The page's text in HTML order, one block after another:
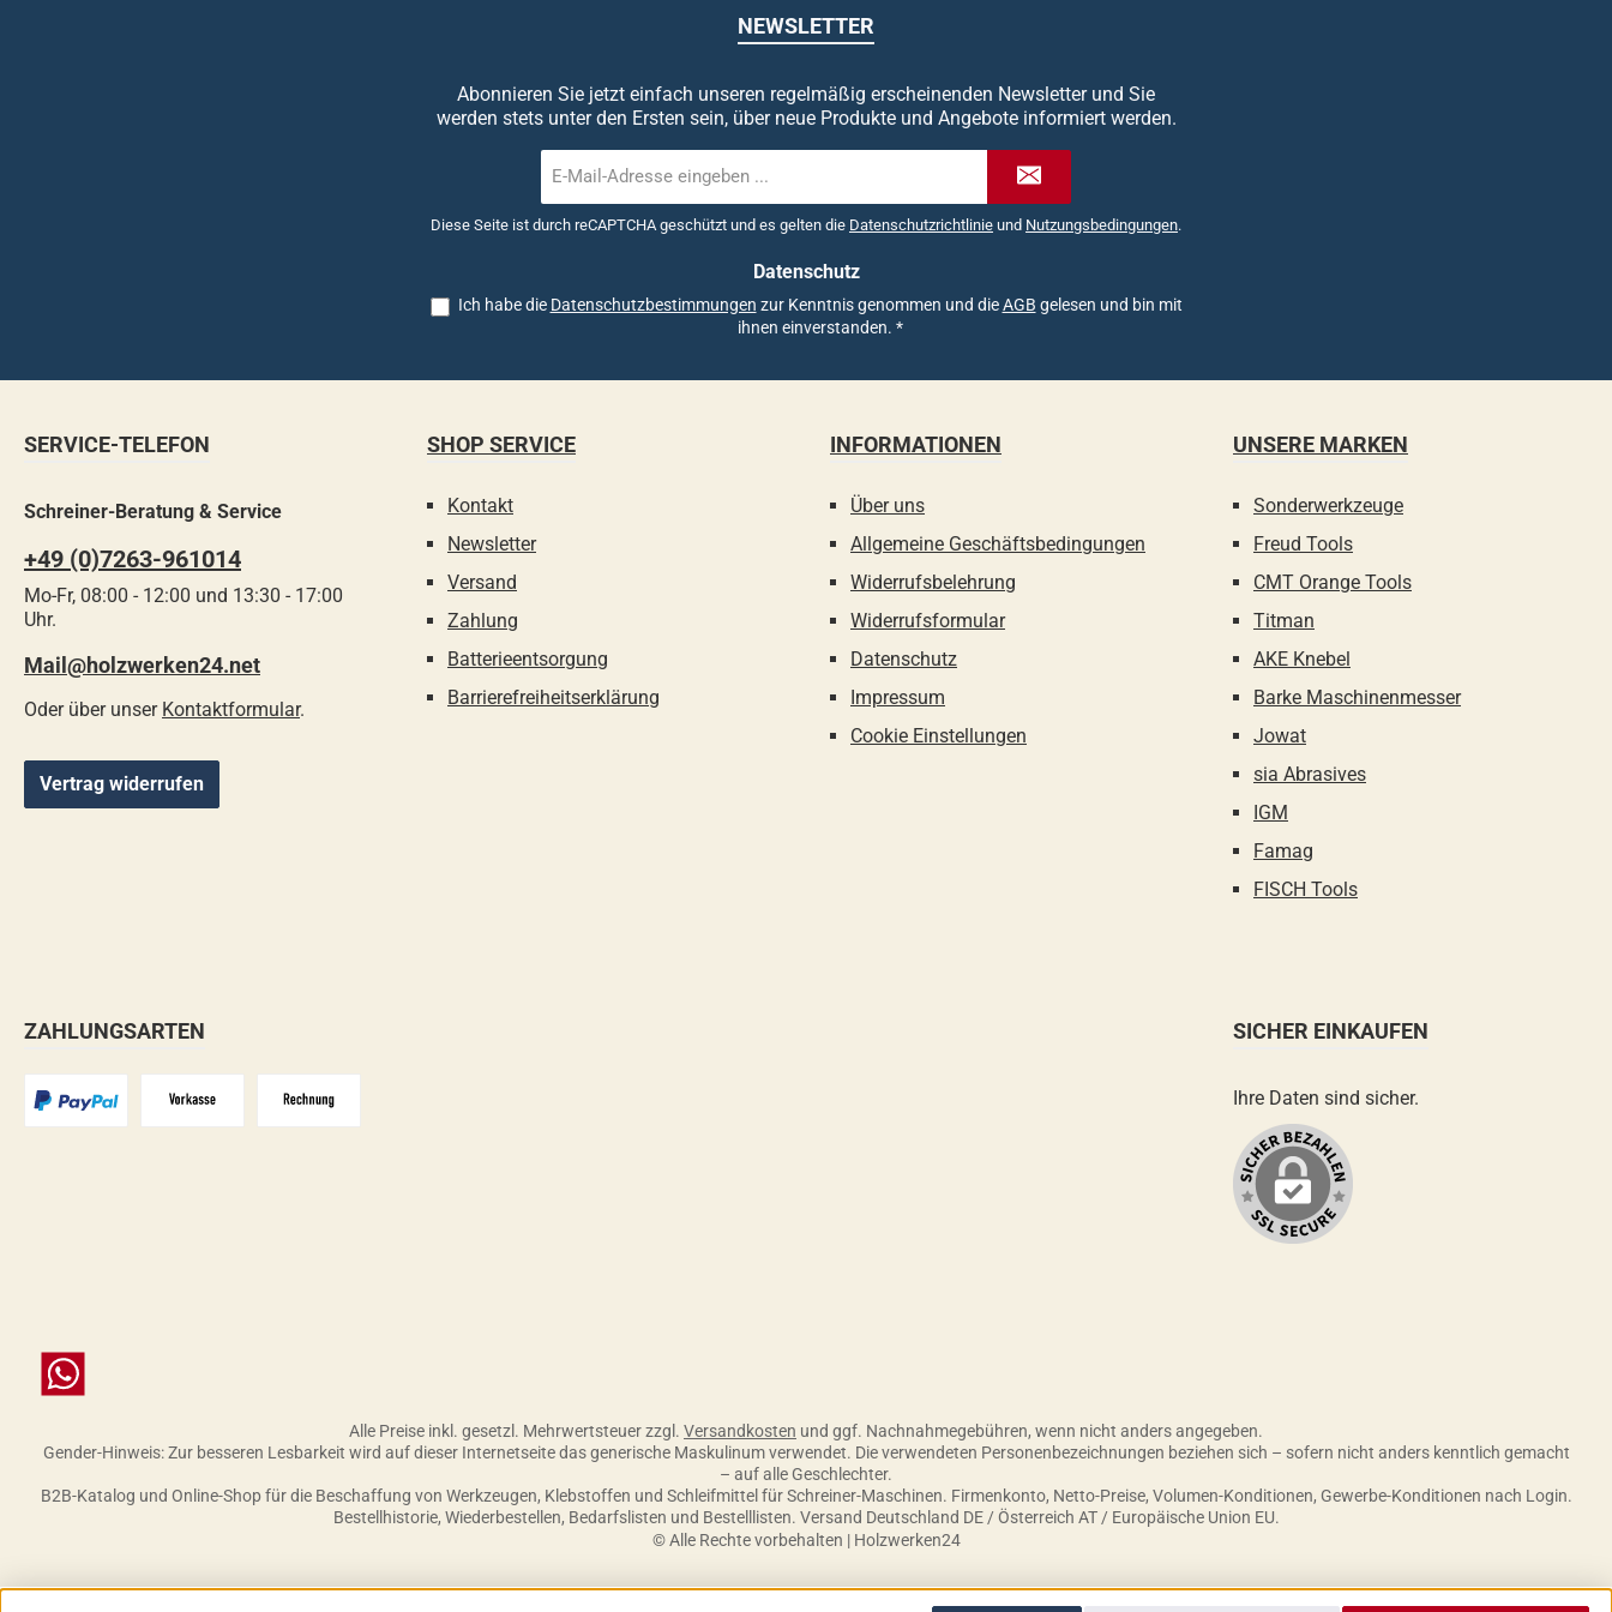
NEWSLETTER
Abonnieren Sie jetzt einfach unseren regelmäßig erscheinenden Newsletter und Sie
werden stets unter den Ersten sein, über neue Produkte und Angebote informiert werden.
Mail-
Diese Seite ist durch reCAPTCHA geschützt und es gelten die Datenschutzrichtlinie und Nutzungsbedingungen.
Datenschutz
Ich habe die Datenschutzbestimmungen zur Kenntnis genommen und dieAGB gelesen und bin mit
ihnen einverstanden. *
SERVICE-TELEFON
Schreiner-Beratung & Service
+49 (0)7263-961014
Mo-Fr, 08:00 - 12:00 und 13:30 - 17:00
Uhr.
Mail@holzwerken24.net
Oder über unser Kontaktformular.
Vertrag widerrufen
SHOP SERVICE
Kontakt
Newsletter
Versand
Zahlung
Batterieentsorgung
Barrierefreiheitserklärung
INFORMATIONEN
Über uns
Allgemeine Geschäftsbedingungen
Widerrufsbelehrung
Widerrufsformular
Datenschutz
Impressum
Cookie Einstellungen
UNSERE MARKEN
Sonderwerkzeuge
Freud Tools
CMT Orange Tools
Titman
AKE Knebel
Barke Maschinenmesser
Jowat
sia Abrasives
IGM
Famag
FISCH Tools
ZAHLUNGSARTEN SICHER EINKAUFEN
Ihre Daten sind sicher.
Chat
Alle Preise inkl. gesetzl. Mehrwertsteuer zzgl. Versandkosten und ggf. Nachnahmegebühren, wenn nicht anders angegeben.
Gender-Hinweis: Zur besseren Lesbarkeit wird auf dieser Internetseite das generische Maskulinum verwendet. Die verwendeten Personenbezeichnungen beziehen sich – sofern nicht anders kenntlich gemacht
– auf alle Geschlechter.
B2B-Katalog und Online-Shop für die Beschaffung von Werkzeugen, Klebstoffen und Schleifmittel für Schreiner-Maschinen. Firmenkonto, Netto-Preise, Volumen-Konditionen, Gewerbe-Konditionen nach Login.
Bestellhistorie, Wiederbestellen, Bedarfslisten und Bestelllisten. Versand Deutschland DE / Österreich AT / Europäische Union EU.
© Alle Rechte vorbehalten | Holzwerken24